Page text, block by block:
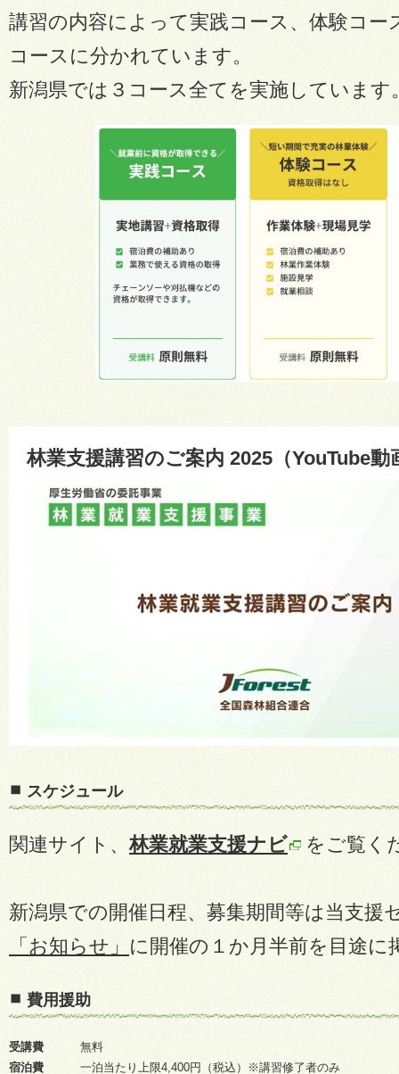
講習の内容によって実践コース、体験コー
コースに分かれています。
新潟県では３コース全てを実施しています
林業支援講習のご案内 2025（YouTube動
スケジュール
関連サイト、林業就業支援ナビ をご覧く
新潟県での開催日程、募集期間等は当支援
「お知らせ」 に開催の１か月半前を目途に
費用援助
受講費
無料
宿泊費
一泊当たり上限4,400円（税込）※講習修了者のみ